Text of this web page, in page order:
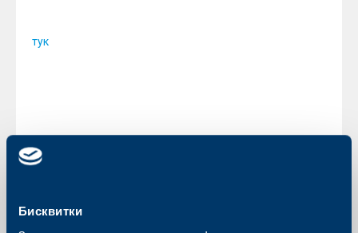
Бисквитки
тук
мрежа и при покупки и плащания в
Интернет.
Екипът на ОББ